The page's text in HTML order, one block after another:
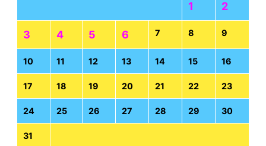
1 2
3 4 5 6 7 8 9
10 11 12 13 14 15 16
17 18 19 20 21 22 23
24 25 26 27 28 29 30
31